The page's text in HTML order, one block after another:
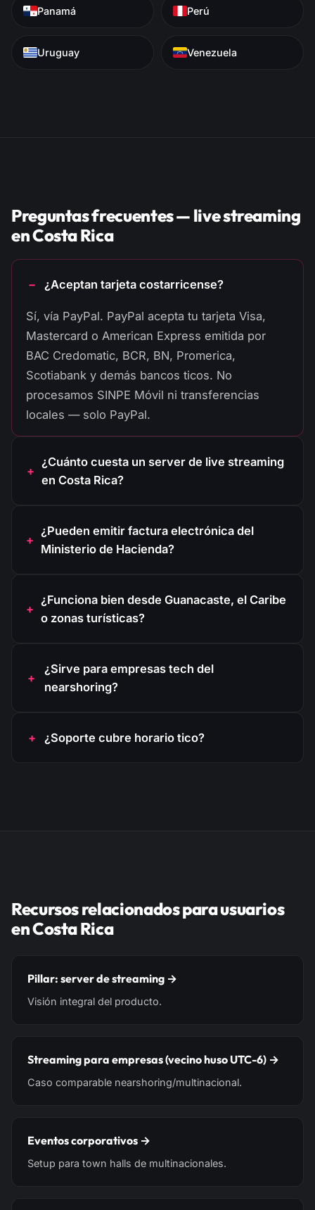
Panamá Perú
Uruguay Venezuela
Preguntas frecuentes — live streaming
en Costa Rica
¿Aceptan tarjeta costarricense?
Sí, vía PayPal. PayPal acepta tu tarjeta Visa,
Mastercard o American Express emitida por
BAC Credomatic, BCR, BN, Promerica,
Scotiabank y demás bancos ticos. No
procesamos SINPE Móvil ni transferencias
locales — solo PayPal.
¿Cuánto cuesta un server de live streaming
en Costa Rica?
¿Pueden emitir factura electrónica del
Ministerio de Hacienda?
¿Funciona bien desde Guanacaste, el Caribe
o zonas turísticas?
¿Sirve para empresas tech del
nearshoring?
¿Soporte cubre horario tico?
Recursos relacionados para usuarios
en Costa Rica
Pillar: server de streaming →
Visión integral del producto.
Streaming para empresas (vecino huso UTC-6) →
Caso comparable nearshoring/multinacional.
Eventos corporativos →
Setup para town halls de multinacionales.